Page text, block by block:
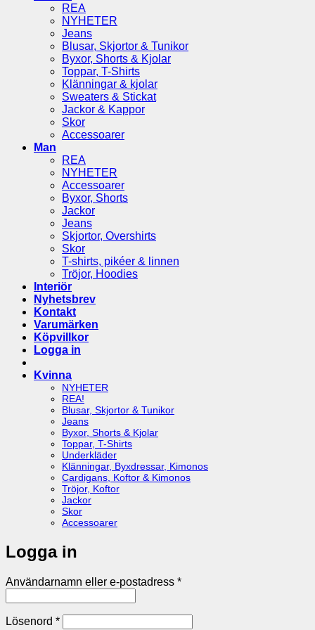
REA
NYHETER
Jeans
Blusar, Skjortor & Tunikor
Byxor, Shorts & Kjolar
Toppar, T-Shirts
Klänningar & kjolar
Sweaters & Stickat
Jackor & Kappor
Skor
Accessoarer
Man
REA
NYHETER
Accessoarer
Byxor, Shorts
Jackor
Jeans
Skjortor, Overshirts
Skor
T-shirts, pikéer & linnen
Tröjor, Hoodies
Interiör
Nyhetsbrev
Kontakt
Varumärken
Köpvillkor
Logga in
Kvinna
NYHETER
REA!
Blusar, Skjortor & Tunikor
Jeans
Byxor, Shorts & Kjolar
Toppar, T-Shirts
Underkläder
Klänningar, Byxdressar, Kimonos
Cardigans, Koftor & Kimonos
Tröjor, Koftor
Jackor
Skor
Accessoarer
Logga in
Användarnamn eller e-postadress *Obligatoriskt
Lösenord *Obligatoriskt